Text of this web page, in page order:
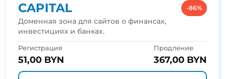
CAPITAL -86%
Доменная зона для сайтов о финансах,
инвестициях и банках.
Регистрация
51,00 BYN
Продление
367,00 BYN